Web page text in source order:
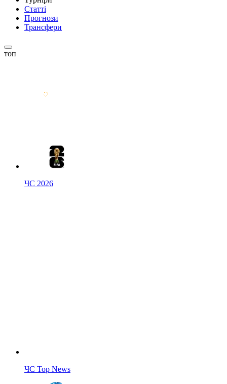
Статті
Прогнози
Трансфери
топ
ЧС 2026
ЧС Top News